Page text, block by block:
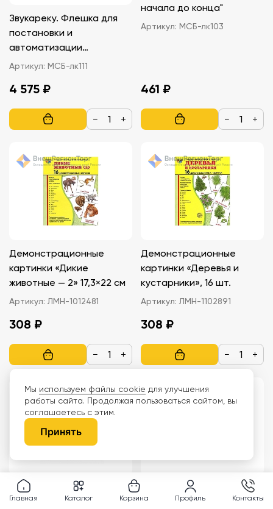
Звукареку. Флешка для
постановки и
автоматизации
«трудных» звуков
Артикул: МСБ-лк111
4 575 ₽
− +
начала до конца"
Артикул: МСБ-лк103
461 ₽
− +
Демонстрационные
картинки «Дикие
животные — 2» 17,3×22 см
Артикул: ЛМН-1012481
308 ₽
− +
Демонстрационные
картинки «Деревья и
кустарники», 16 шт.
Артикул: ЛМН-1102891
308 ₽
− +
Массажер для тела
«Варежка» с двумя
Дидактический мягкий
столик + пуф (тип 2)
Главная Каталог Корзина Профиль Контакты
Мы используем файлы cookie для улучшения
работы сайта. Продолжая пользоваться сайтом, вы
соглашаетесь с этим.
Принять